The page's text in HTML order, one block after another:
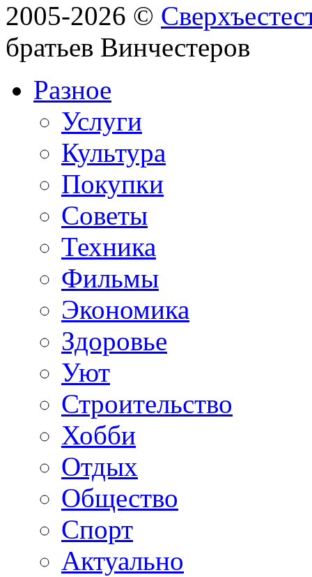
2005-2026 ©
братьев Винчестеров
Разное
Услуги
Культура
Покупки
Советы
Техника
Фильмы
Экономика
Здоровье
Уют
Строительство
Хобби
Отдых
Общество
Спорт
Актуально